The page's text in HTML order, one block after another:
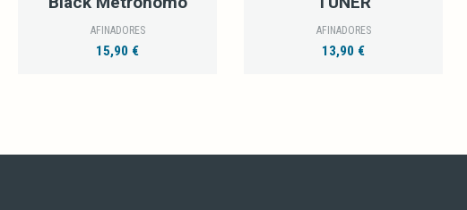
AFINADORES
15,90 €
AFINADORES
13,90 €